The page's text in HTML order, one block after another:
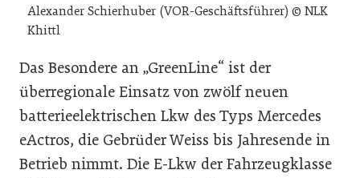
Alexander Schierhuber (VOR-Geschäftsführer) © NLK
Khittl
Das Besondere an „GreenLine“ ist der
überregionale Einsatz von zwölf neuen
batterieelektrischen Lkw des Typs Mercedes
eActros, die Gebrüder Weiss bis Jahresende in
Betrieb nimmt. Die E-Lkw der Fahrzeugklasse